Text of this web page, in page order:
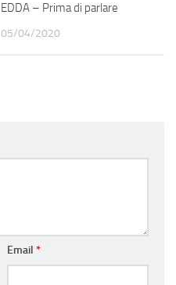
EDDA – Prima di parlare
05/04/2020
Email *